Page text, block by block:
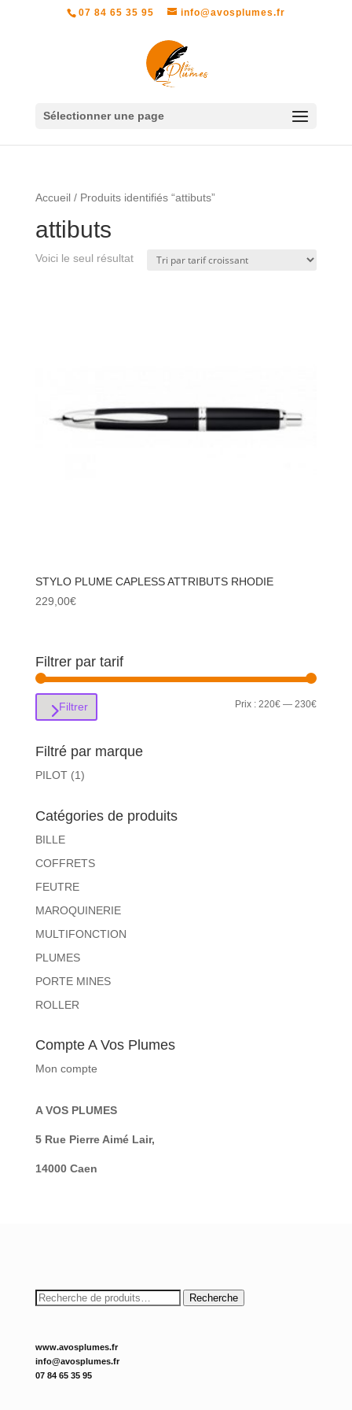
07 84 65 35 95 info@avosplumes.fr
Sélectionner une page
Accueil/ Produits identifiés “attibuts”
attibuts
Voici le seul résultat
STYLO PLUME CAPLESS ATTRIBUTS RHODIE
229,00€
Filtrer par tarif
Prix
Prix
Filtrer Prix : 220€ — 230€
Filtré par marque
PILOT (1)
Catégories de produits
BILLE
COFFRETS
FEUTRE
MAROQUINERIE
MULTIFONCTION
PLUMES
PORTE MINES
ROLLER
Compte A Vos Plumes
Mon compte
A VOS PLUMES
5 Rue Pierre Aimé Lair,
14000 Caen
Recherche
Recherche
www.avosplumes.fr
info@avosplumes.fr
07 84 65 35 95